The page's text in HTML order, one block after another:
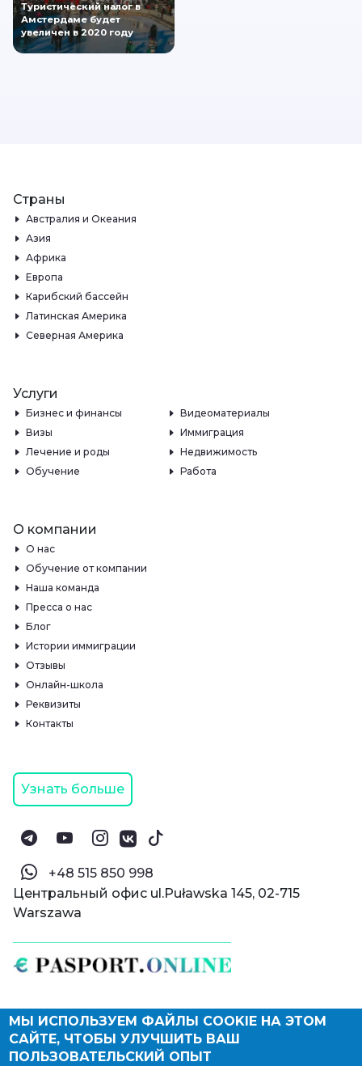
Туристический налог в
Амстердаме будет
увеличен в 2020 году
© Паспорт Онлайн 2019—2026
Политика конфиденциальности
Оферта и конфиденциальность:РФ
Страны
Австралия и Океания
Азия
Африка
Европа
Карибский бассейн
Латинская Америка
Северная Америка
Услуги
Бизнес и финансы
Видеоматериалы
Визы
Иммиграция
Лечение и роды
Недвижимость
Обучение
Работа
О компании
О нас
Обучение от компании
Наша команда
Пресса о нас
Блог
Истории иммиграции
Отзывы
Онлайн-школа
Реквизиты
Контакты
Узнать больше
‪+48 515 850 998‬
Центральный офис ul.Puławska 145, 02-715
Warszawa
МЫ ИСПОЛЬЗУЕМ ФАЙЛЫ COOKIE НА ЭТОМ
САЙТЕ, ЧТОБЫ УЛУЧШИТЬ ВАШ
ПОЛЬЗОВАТЕЛЬСКИЙ ОПЫТ